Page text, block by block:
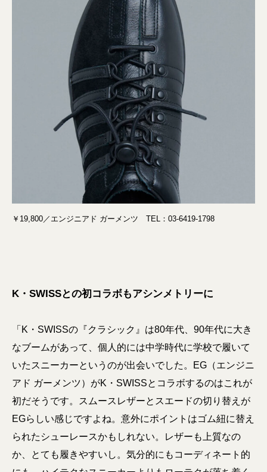
￥19,800／エンジニアド ガーメンツ TEL：03-6419-1798
K・SWISSとの初コラボもアシンメトリーに
「K・SWISSの『クラシック』は80年代、90年代に大き
なブームがあって、個人的には中学時代に学校で履いて
いたスニーカーというのが出会いでした。EG（エンジニ
アド ガーメンツ）がK・SWISSとコラボするのはこれが
初だそうです。スムースレザーとスエードの切り替えが
EGらしい感じですよね。意外にポイントはゴム紐に替え
られたシューレースかもしれない。レザーも上質なの
か、とても履きやすいし。気分的にもコーディネート的